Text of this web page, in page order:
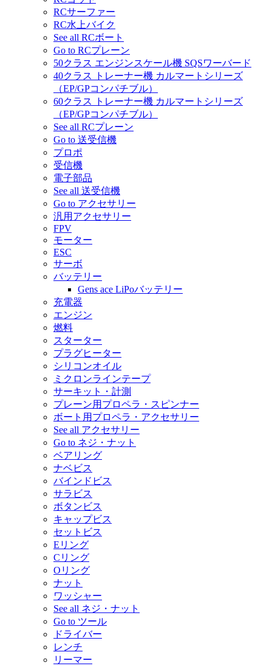
RCサーファー
RC水上バイク
See all RCボート
Go to RCプレーン
50クラス エンジンスケール機 SQSワーバード
40クラス トレーナー機 カルマートシリーズ
（EP/GPコンパチブル）
60クラス トレーナー機 カルマートシリーズ
（EP/GPコンパチブル）
See all RCプレーン
Go to 送受信機
プロポ
受信機
電子部品
See all 送受信機
Go to アクセサリー
汎用アクセサリー
FPV
モーター
ESC
サーボ
バッテリー
Gens ace LiPoバッテリー
充電器
エンジン
燃料
スターター
プラグヒーター
シリコンオイル
ミクロンラインテープ
サーキット・計測
プレーン用プロペラ・スピンナー
ボート用プロペラ・アクセサリー
See all アクセサリー
Go to ネジ・ナット
ベアリング
ナベビス
バインドビス
サラビス
ボタンビス
キャップビス
セットビス
Eリング
Cリング
Oリング
ナット
ワッシャー
See all ネジ・ナット
Go to ツール
ドライバー
レンチ
リーマー